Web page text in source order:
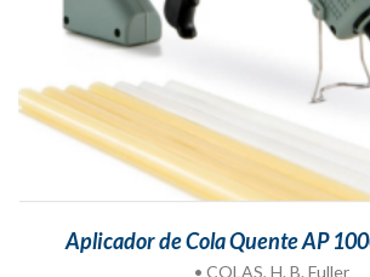
Aplicador de Cola Quente AP
• COLAS, H. B. Fuller